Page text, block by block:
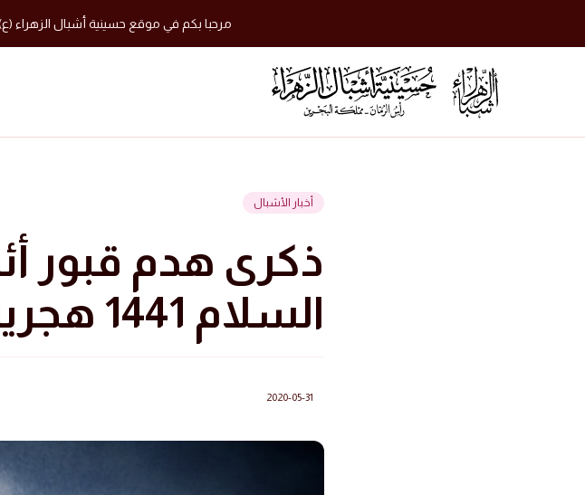
مرحبا بكم في موقع حسينية أشبال الزهراء
أخبار الأشبال
ذكرى هدم قبور
السلام 1441 هجرية (افتراضي)
2020-05-31